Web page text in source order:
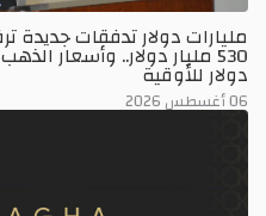
مليارات دولار تدفقات
دولار للأوقية
06 أغسطس 2026